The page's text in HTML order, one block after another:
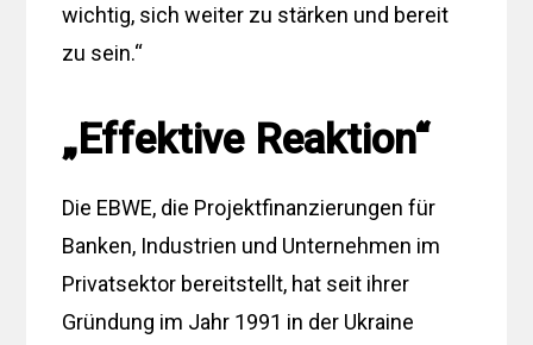
wichtig, sich weiter zu stärken und bereit
zu sein.“
„Effektive Reaktion“
Die EBWE, die Projektfinanzierungen für
Banken, Industrien und Unternehmen im
Privatsektor bereitstellt, hat seit ihrer
Gründung im Jahr 1991 in der Ukraine